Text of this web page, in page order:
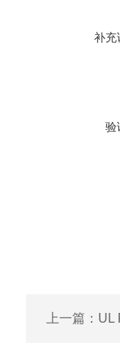
补充
验
上一篇： UL